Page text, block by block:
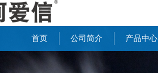
首页 公司简介 产品中心